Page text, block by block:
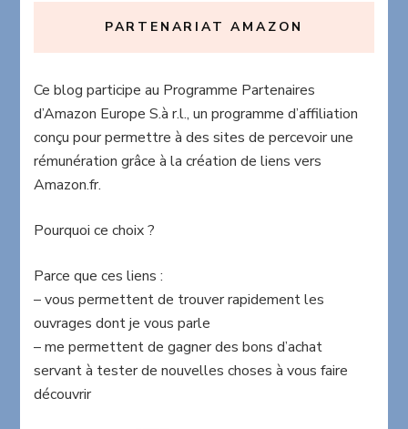
PARTENARIAT AMAZON
Ce blog participe au Programme Partenaires
d’Amazon Europe S.à r.l., un programme d’affiliation
conçu pour permettre à des sites de percevoir une
rémunération grâce à la création de liens vers
Amazon.fr.
Pourquoi ce choix ?
Parce que ces liens :
– vous permettent de trouver rapidement les
ouvrages dont je vous parle
– me permettent de gagner des bons d’achat
servant à tester de nouvelles choses à vous faire
découvrir